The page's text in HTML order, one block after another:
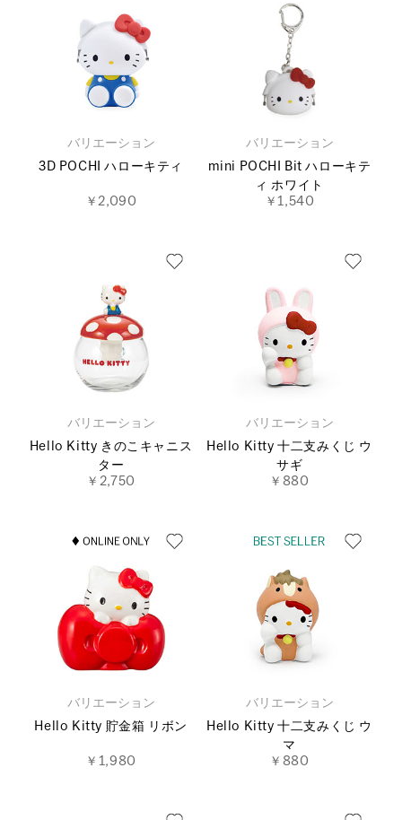
バリエーション
3D POCHI ハローキティ
￥2,090
バリエーション
mini POCHI Bit ハローキテ
ィ ホワイト
￥1,540
バリエーション
Hello Kitty きのこキャニス
ター
￥2,750
バリエーション
Hello Kitty 十二支みくじ ウ
サギ
￥880
バリエーション
Hello Kitty 貯金箱 リボン
￥1,980
バリエーション
Hello Kitty 十二支みくじ ウ
マ
￥880